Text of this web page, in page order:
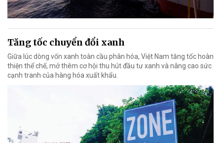
Tăng tốc chuyển đổi xanh
Giữa lúc dòng vốn xanh toàn cầu phân hóa, Việt Nam tăng tốc hoàn
thiện thể chế, mở thêm cơ hội thu hút đầu tư xanh và nâng cao sức
cạnh tranh của hàng hóa xuất khẩu.